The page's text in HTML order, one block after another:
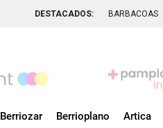
DESTACADOS: BARBACOAS
Berriozar Berrioplano Artica